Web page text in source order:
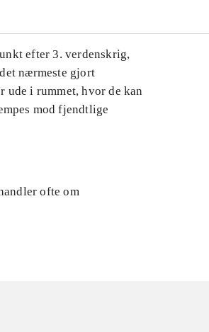
efter 3. verdenskrig,
nærmeste gjort
ude i rummet, hvor de kan
mod fjendtlige
ofte om